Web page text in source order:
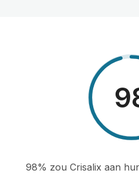
98% zou Crisalix aan